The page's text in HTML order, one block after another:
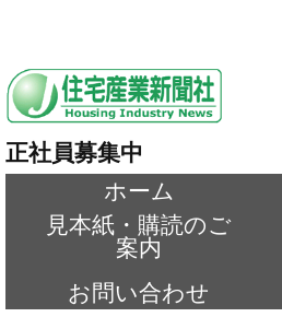
正社員募集中
ホーム
見本紙・購読のご
案内
お問い合わせ